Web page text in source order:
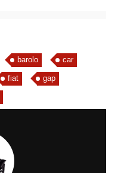
barolo car
fiat gap